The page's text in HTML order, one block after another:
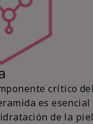
crítico
es
de la